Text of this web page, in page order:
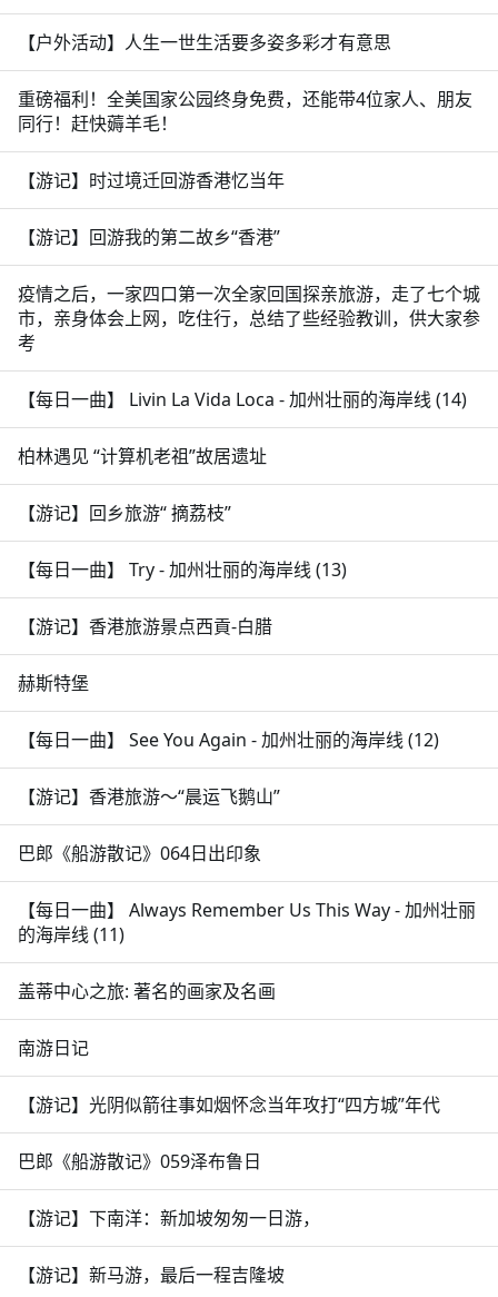
【户外活动】人生一世生活要多姿多彩才有意思
重磅福利！全美国家公园终身免费，还能带4位家人、朋友
同行！赶快薅羊毛！
【游记】时过境迁回游香港忆当年
【游记】回游我的第二故乡“香港”
疫情之后，一家四口第一次全家回国探亲旅游，走了七个城
市，亲身体会上网，吃住行，总结了些经验教训，供大家参
考
【每日一曲】 Livin La Vida Loca - 加州壮丽的海岸线 (14)
柏林遇见 “计算机老祖”故居遗址
【游记】回乡旅游“ 摘荔枝”
【每日一曲】 Try - 加州壮丽的海岸线 (13)
【游记】香港旅游景点西貢-白腊
赫斯特堡
【每日一曲】 See You Again - 加州壮丽的海岸线 (12)
【游记】香港旅游～“晨运飞鹅山”
巴郎《船游散记》064日出印象
【每日一曲】 Always Remember Us This Way - 加州壮丽
的海岸线 (11)
盖蒂中心之旅: 著名的画家及名画
南游日记
【游记】光阴似箭往事如烟怀念当年攻打“四方城”年代
巴郎《船游散记》059泽布鲁日
【游记】下南洋：新加坡匆匆一日游，
【游记】新马游，最后一程吉隆坡